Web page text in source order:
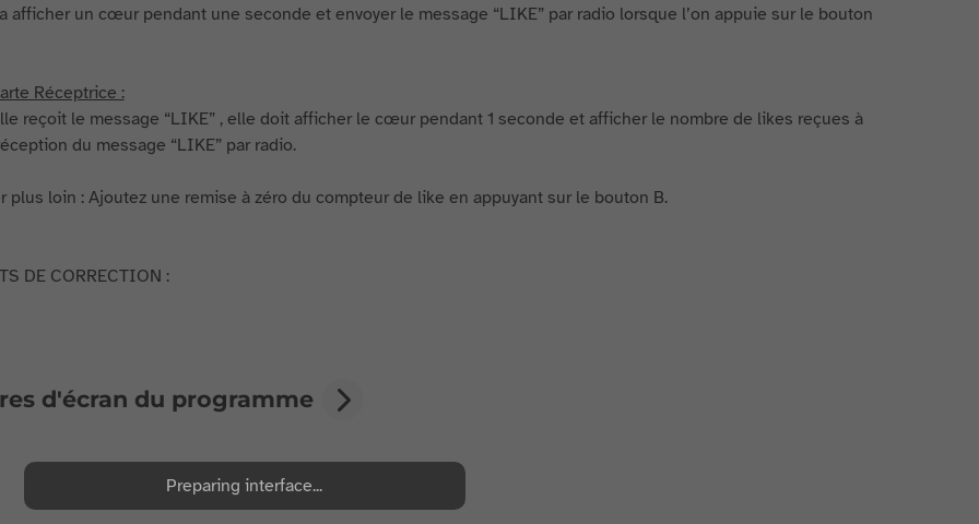
afficher un cœur pendant une seconde et envoyer le message “LIKE” par radio lorsque l’on appuie sur le bouton
Réceptrice :
reçoit le message “LIKE” , elle doit afficher le cœur pendant 1 seconde et afficher le nombre de likes reçues à
du message “LIKE” par radio.
plus loin : Ajoutez une remise à zéro du compteur de like en appuyant sur le bouton B.
DE CORRECTION :
d'écran du programme
Preparing interface...